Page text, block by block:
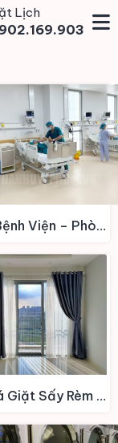
Lịch
Giặt Ủi Bệnh Viện – Phòng Khám
Bảng Giá Giặt Sấy Rèm Cửa – Thảm